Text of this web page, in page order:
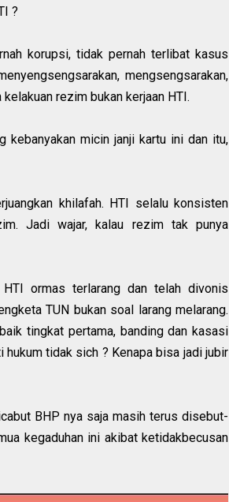
?
korupsi, tidak pernah terlibat kasus
mengsengsarakan,
rezim bukan kerjaan HTI.
kebanyakan micin janji kartu ini dan itu,
khilafah. HTI selalu konsisten
Jadi wajar, kalau rezim tak punya
ormas terlarang dan telah divonis
TUN bukan soal larang melarang.
tingkat pertama, banding dan kasasi
tidak sich ? Kenapa bisa jadi jubir
BHP nya saja masih terus disebut-
kegaduhan ini akibat ketidakbecusan